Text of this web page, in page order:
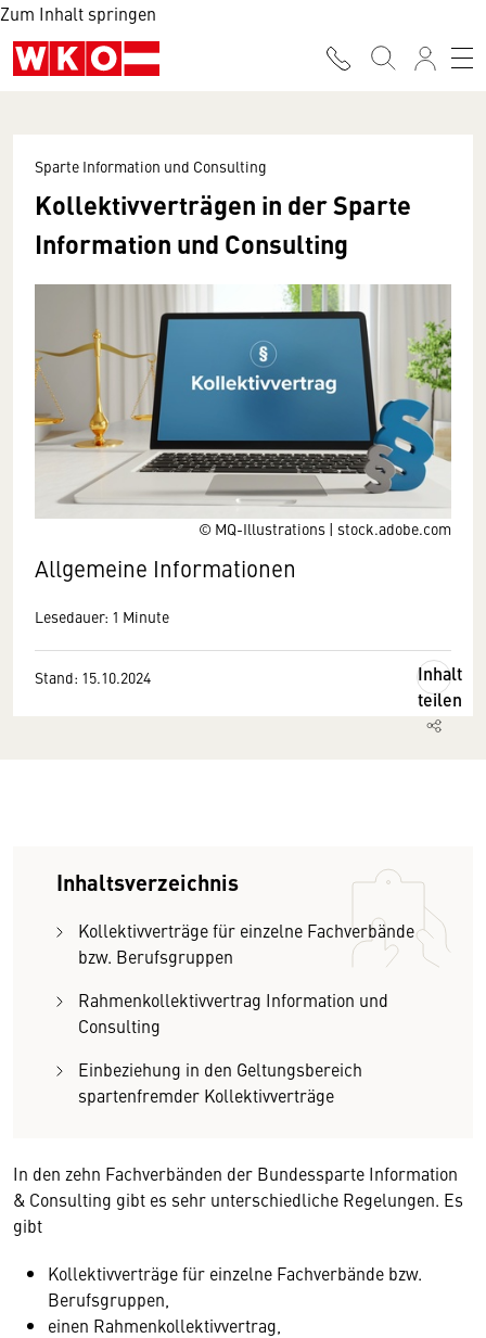
Zum Inhalt springen
© MQ-Illustrations | stock.adobe.com
Sparte Information und Consulting
Kollektivverträgen in der Sparte
Information und Consulting
Allgemeine Informationen
Lesedauer: 1 Minute
Stand: 15.10.2024
Inhalt
teilen
Inhaltsverzeichnis
Kollektivverträge für einzelne Fachverbände
bzw. Berufsgruppen
Rahmenkollektivvertrag Information und
Consulting
Einbeziehung in den Geltungsbereich
spartenfremder Kollektivverträge
In den zehn Fachverbänden der Bundessparte Information
& Consulting gibt es sehr unterschiedliche Regelungen. Es
gibt
Kollektivverträge für einzelne Fachverbände bzw.
Berufsgruppen,
einen Rahmenkollektivvertrag,